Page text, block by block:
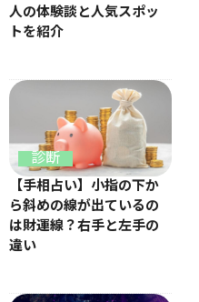
人の体験談と人気スポッ
トを紹介
診断
【手相占い】小指の下か
ら斜めの線が出ているの
は財運線？右手と左手の
違い